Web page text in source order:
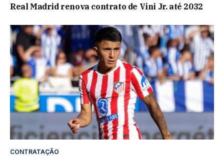
Real Madrid renova contrato de Vini Jr. até 2032
CONTRATAÇÃO